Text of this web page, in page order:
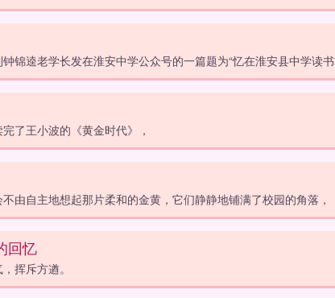
锦逵老学长发在淮安中学公众号的一篇题为“忆在淮安县中学读书
了王小波的《黄金时代》，
由自主地想起那片柔和的金黄，它们静静地铺满了校园的角落，
回忆
挥斥方遒。